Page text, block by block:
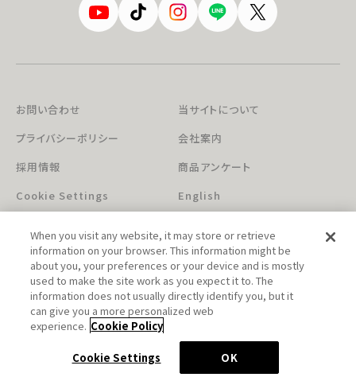
お問い合わせ
当サイトについて
プライバシーポリシー
会社案内
採用情報
商品アンケート
Cookie Settings
English
このホームページに掲載されている著作物の無断利用を禁じます。
When you visit any website, it may store or retrieve
information on your browser. This information might be
about you, your preferences or your device and is mostly
used to make the site work as you expect it to. The
information does not usually directly identify you, but it
can give you a more personalized web
experience. Cookie Policy
Cookie Settings OK